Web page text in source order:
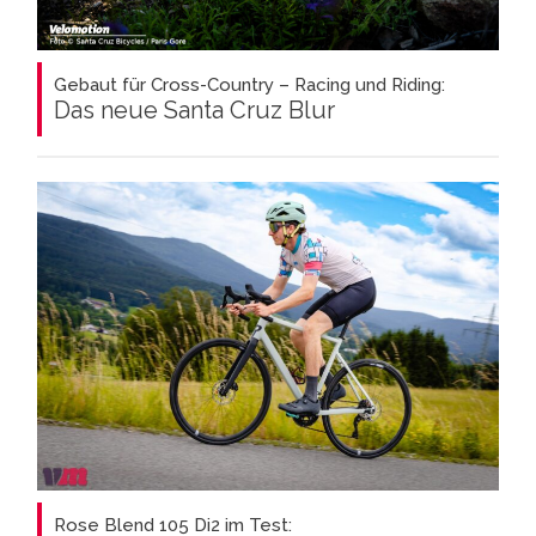
Gebaut für Cross-Country – Racing und Riding:
Das neue Santa Cruz Blur
Rose Blend 105 Di2 im Test: